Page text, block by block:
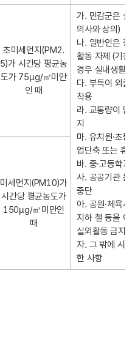
초미세먼지(PM2.
5)가 시간당 평균농
도가 75µg/㎥미만
인 때
가. 민감군은 실
의사와 상의)
나. 일반인은 장
활동 자제 (기침
경우 실내생활
다. 부득이 외출
착용
라. 교통량이 많
지
마. 유치원·초
업단축 또는 휴
바. 중·고등학교
사. 공공기관 운
중단
아. 공원·체육시
지하 철 등을 이
실외활동 금지
자. 그 밖에 시
한 사항
미세먼지(PM10)가
시간당 평균농도가
150µg/㎥미만인
때